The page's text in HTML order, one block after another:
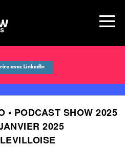
• PODCAST SHOW 2025
2025